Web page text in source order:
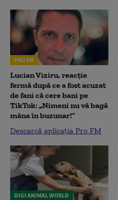
PRO FM
Lucian Viziru, reacție
fermă după ce a fost acuzat
de fani că cere bani pe
TikTok: „Nimeni nu vă bagă
mâna în buzunar!”
Descarcă aplicația Pro FM
DIGI ANIMAL WORLD